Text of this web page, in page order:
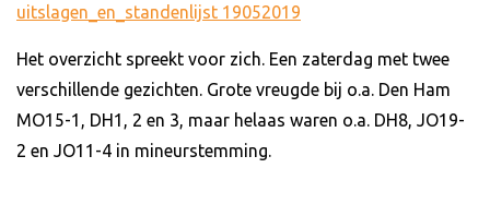
uitslagen_en_standenlijst 19052019
Het overzicht spreekt voor zich. Een zaterdag met twee
verschillende gezichten. Grote vreugde bij o.a. Den Ham
MO15-1, DH1, 2 en 3, maar helaas waren o.a. DH8, JO19-
2 en JO11-4 in mineurstemming.